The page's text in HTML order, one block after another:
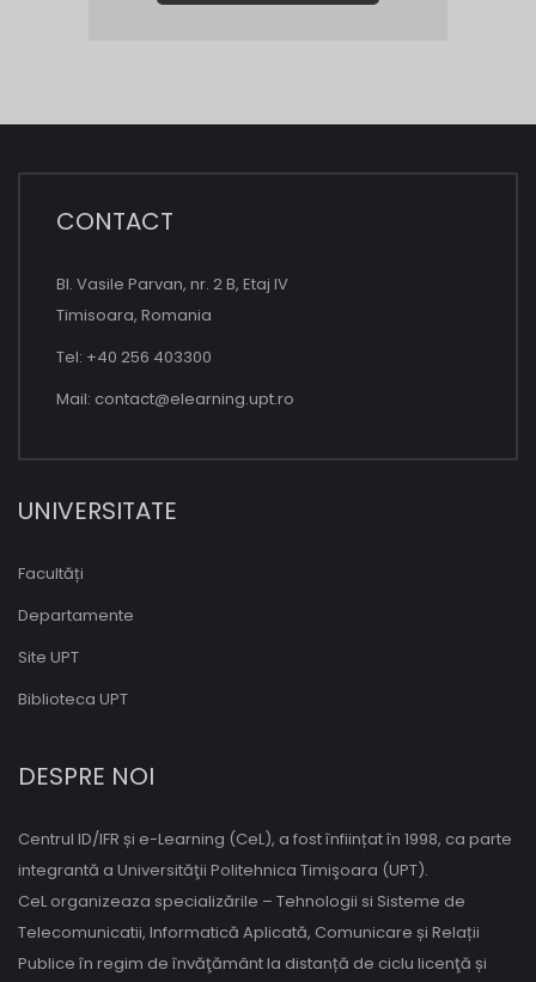
CONTACT
Bl. Vasile Parvan, nr. 2 B, Etaj IV
Timisoara, Romania
Tel: +40 256 403300
Mail: contact@elearning.upt.ro
UNIVERSITATE
Facultăți
Departamente
Site UPT
Biblioteca UPT
DESPRE NOI
Centrul ID/IFR și e-Learning (CeL), a fost înființat în 1998, ca parte
integrantă a Universităţii Politehnica Timişoara (UPT).
CeL organizeaza specializările – Tehnologii si Sisteme de
Telecomunicatii, Informatică Aplicată, Comunicare și Relații
Publice în regim de învăţământ la distanță de ciclu licenţă și